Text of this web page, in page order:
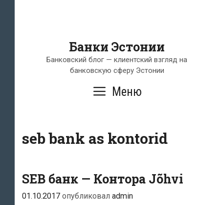
Банки Эстонии
Банковский блог — клиентский взгляд на
банковскую сферу Эстонии
Меню
seb bank as kontorid
SEB банк — Контора Jõhvi
01.10.2017 опубликовал admin